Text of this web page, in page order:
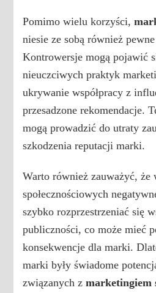
Pomimo wielu korzyści,
niesie ze sobą również
Kontrowersje mogą pojawić
nieuczciwych praktyk
ukrywanie współpracy z
przesadzone rekomendacje.
mogą prowadzić do utraty
szkodzenia reputacji marki.
Warto również zauważyć, że
społecznościowych
szybko rozprzestrzeniać się
publiczności, co może mieć
konsekwencje dla marki.
marki były świadome
związanych zmarketingiem